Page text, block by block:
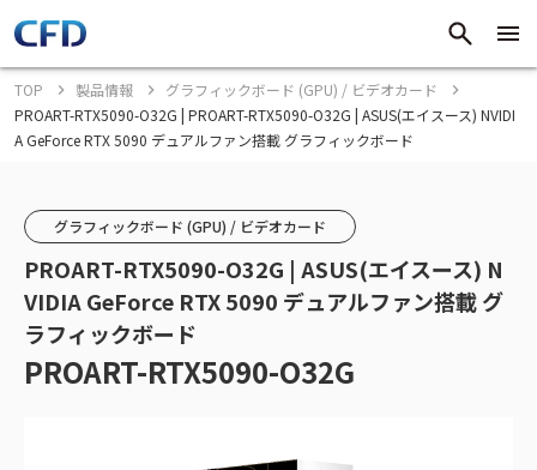
TOP 製品情報
グラフィックボード (GPU) / ビデオカード
PROART-RTX5090-O32G | PROART-RTX5090-O32G | ASUS(エイスース) NVIDI
A GeForce RTX 5090 デュアルファン搭載 グラフィックボード
グラフィックボード (GPU) / ビデオカード
PROART-RTX5090-O32G | ASUS(エイスース) N
VIDIA GeForce RTX 5090 デュアルファン搭載 グ
ラフィックボード
PROART-RTX5090-O32G